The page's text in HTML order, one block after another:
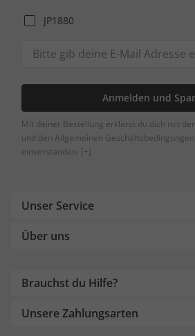
JP1880
Anmelden und
Mit deiner Bestellung erklärst du dich mit
und den Allgemeinen
einverstanden. [+]
Unser Service
Über uns
Brauchst du Hilfe?
Unsere Zahlungsarten